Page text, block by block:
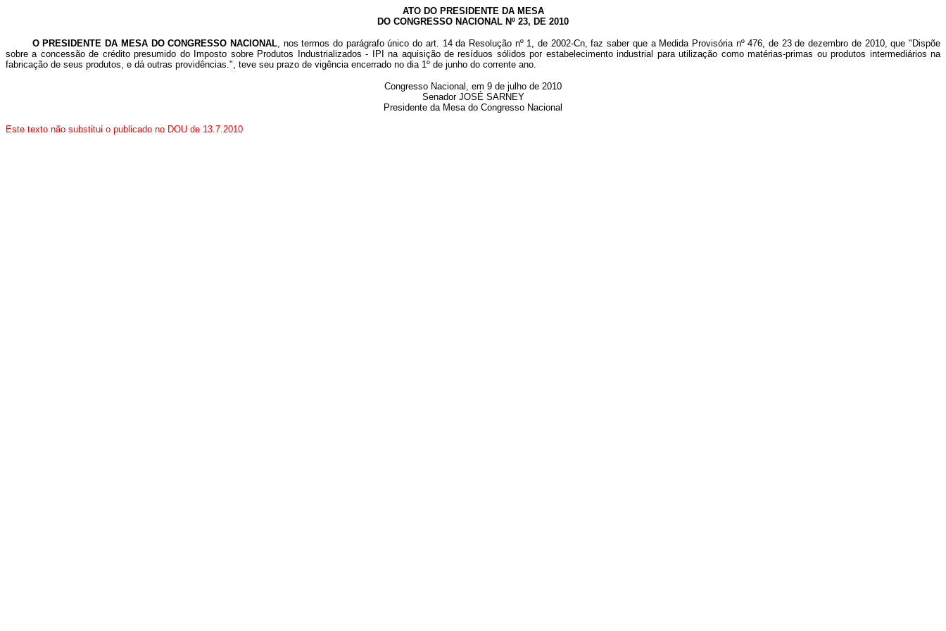
ATO DO PRESIDENTE DA MESA
DO CONGRESSO NACIONAL Nº 23, DE 2010
O PRESIDENTE DA MESA DO CONGRESSO NACIONAL, nos termos do parágrafo único do art. 14 da Resolução nº 1, de 2002-Cn, faz saber que a Medida Provisória nº 476, de 23 de dezembro de 2010, que " Dispõe
sobre a concessão de crédito presumido do Imposto sobre Produtos Industrializados - IPI na aquisição de resíduos sólidos por estabelecimento industrial para utilização como matérias-primas ou produtos intermediários na
fabricação de seus produtos, e dá outras providências.", teve seu prazo de vigência encerrado no dia 1º de junho do corrente ano.
Congresso Nacional, em 9 de julho de 2010
Senador JOSÉ SARNEY
Presidente da Mesa do Congresso Nacional
Este texto não substitui o publicado no DOU de 13.7.2010